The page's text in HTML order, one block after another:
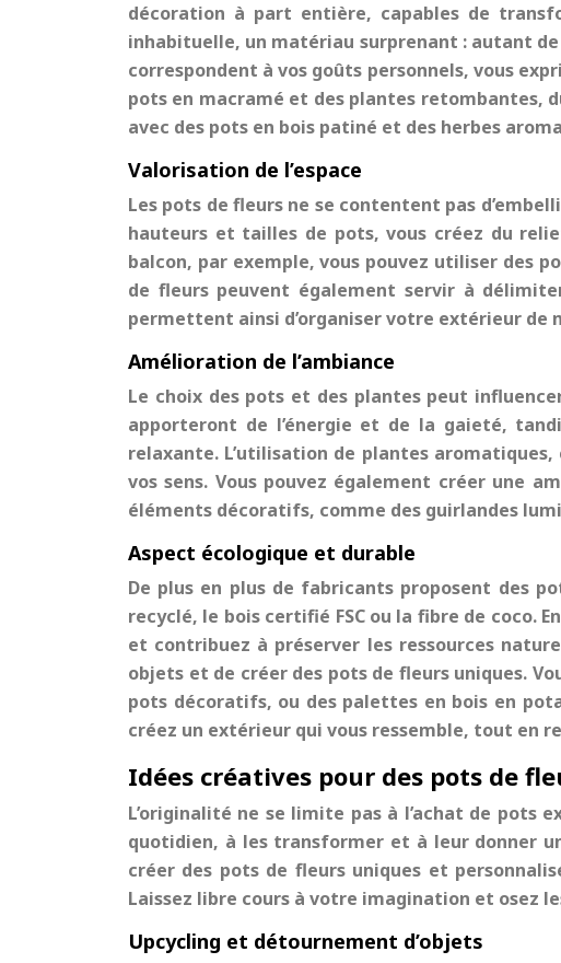
décoration à part entière, capables de
inhabituelle, un matériau surprenant : autant
correspondent à vos goûts personnels, vous
pots en macramé et des plantes retombantes,
avec des pots en bois patiné et des herbes
Valorisation de l’espace
Les pots de fleurs ne se contentent pas
hauteurs et tailles de pots, vous créez du
balcon, par exemple, vous pouvez utiliser des
de fleurs peuvent également servir à
permettent ainsi d’organiser votre extérieur
Amélioration de l’ambiance
Le choix des pots et des plantes peut
apporteront de l’énergie et de la gaieté,
relaxante. L’utilisation de plantes
vos sens. Vous pouvez également créer une
éléments décoratifs, comme des guirlandes
Aspect écologique et durable
De plus en plus de fabricants proposent des
recyclé, le bois certifié FSC ou la fibre de coco.
et contribuez à préserver les ressources
objets et de créer des pots de fleurs uniques.
pots décoratifs, ou des palettes en bois en
créez un extérieur qui vous ressemble, tout en
Idées créatives pour des pots de
L’originalité ne se limite pas à l’achat de pots
quotidien, à les transformer et à leur donner
créer des pots de fleurs uniques et
Laissez libre cours à votre imagination et osez
Upcycling et détournement d’objets